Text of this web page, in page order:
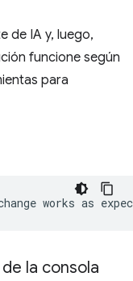
de IA y, luego,
funcione según
para
la consola